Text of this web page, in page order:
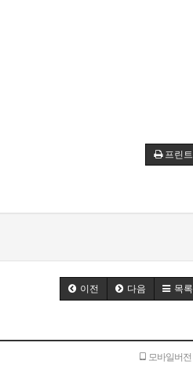
프린트
이전 다음 목록
모바일버전